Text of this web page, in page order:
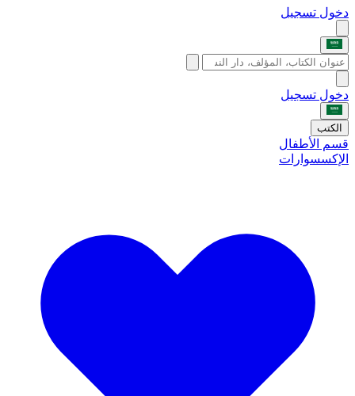
دخول تسجيل
دخول تسجيل
الكتب
قسم الأطفال
الإكسسوارات